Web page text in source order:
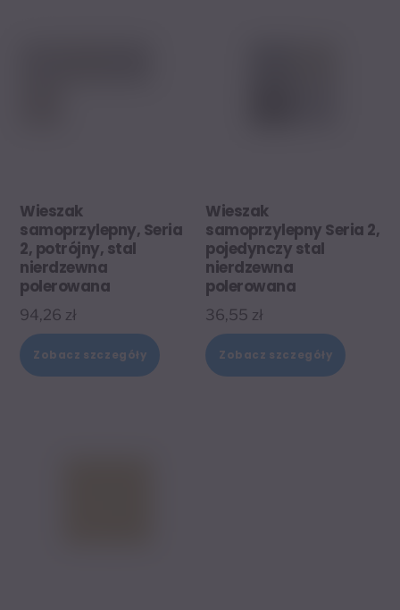
Wieszak
samoprzylepny, Seria
2, potrójny, stal
nierdzewna
polerowana
94,26 zł
Zobacz szczegóły
Wieszak
samoprzylepny Seria 2,
pojedynczy stal
nierdzewna
polerowana
36,55 zł
Zobacz szczegóły